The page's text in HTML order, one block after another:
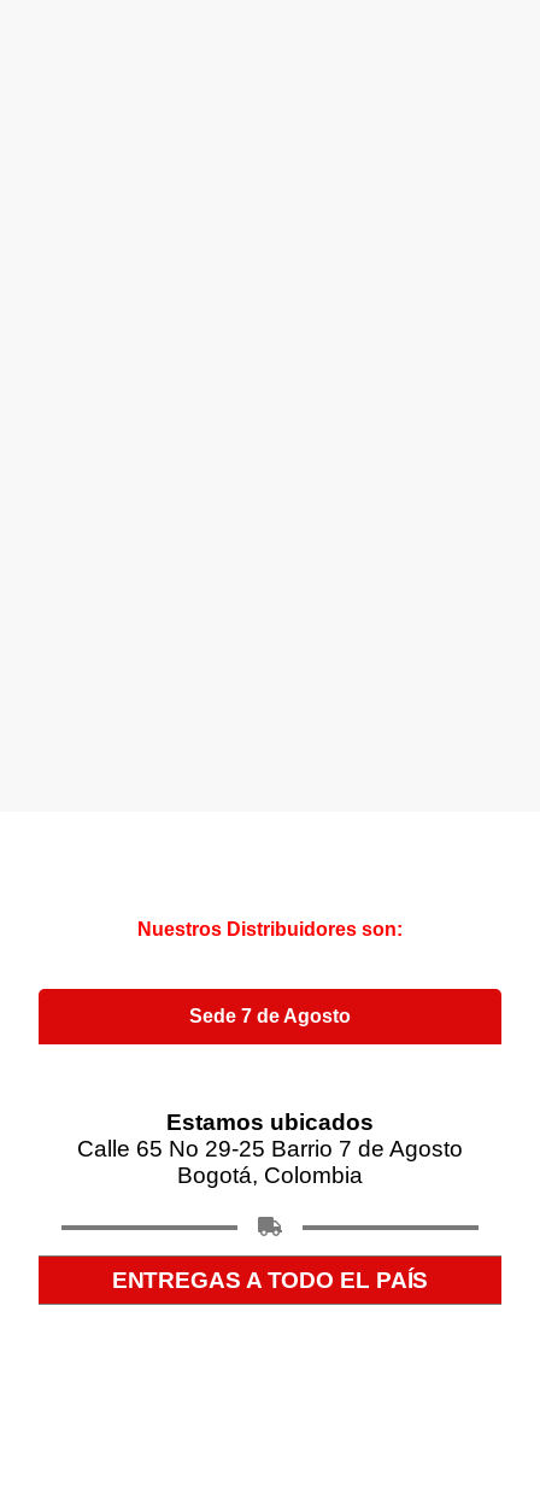
Nuestros Distribuidores son:
Sede 7 de Agosto
Estamos ubicados
Calle 65 No 29-25 Barrio 7 de Agosto
Bogotá, Colombia
ENTREGAS A TODO EL PAÍS